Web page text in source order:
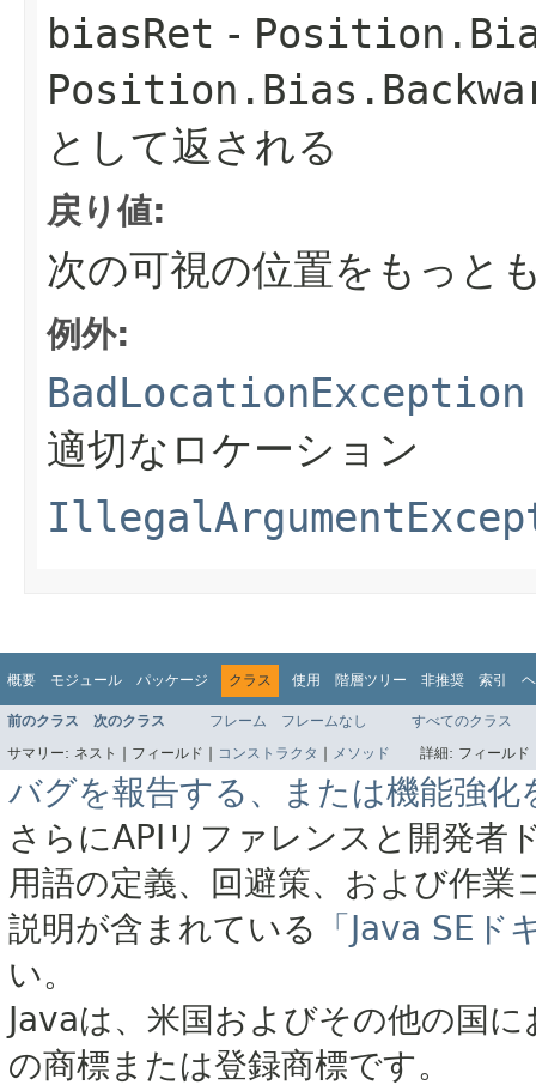
biasRet -
として返される
戻り値:
次の可視の位置をもっと
例外:
BadLocationException
適切なロケーション
概要 モジュール パッケージ クラス 使用 階層ツリー 非推奨 索引
前のクラス 次のクラス フレーム フレームなし
すべてのクラス
サマリー: ネスト | フィールド | コンストラクタ | メソッド 詳細: フィール
バグを報告する、または機能強化
さらにAPIリファレンスと開発者
用語の定義、回避策、および作
説明が含まれている
「Java SE
い。
Javaは、米国およびその他の国
の商標または登録商標です。